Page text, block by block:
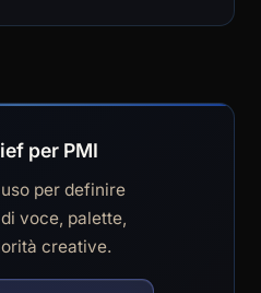
per PMI
per definire
voce, palette,
creative.